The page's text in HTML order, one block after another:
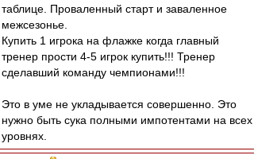
таблице. Проваленный старт и заваленное
межсезонье.
Купить 1 игрока на флажке когда главный
тренер прости 4-5 игрок купить!!! Тренер
сделавший команду чемпионами!!!
Это в уме не укладывается совершенно. Это
нужно быть сука полными импотентами на всех
уровнях.